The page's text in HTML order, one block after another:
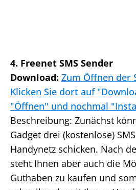
4. Freenet SMS Sender
Download: Zum Öffnen der
Klicken Sie dort auf
"Öffnen" und nochmal
Beschreibung: Zunächst
Gadget drei (kostenlose)
Handynetz schicken. Nach
steht Ihnen aber auch die
Guthaben zu kaufen und